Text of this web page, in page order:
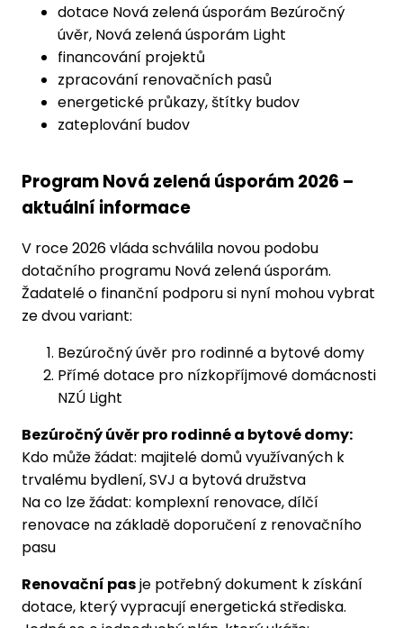
dotace Nová zelená úsporám Bezúročný
úvěr, Nová zelená úsporám Light
financování projektů
zpracování renovačních pasů
energetické průkazy, štítky budov
zateplování budov
Program Nová zelená úsporám 2026 –
aktuální informace
V roce 2026 vláda schválila novou podobu
dotačního programu Nová zelená úsporám.
Žadatelé o finanční podporu si nyní mohou vybrat
ze dvou variant:
Bezúročný úvěr pro rodinné a bytové domy
Přímé dotace pro nízkopříjmové domácnosti
NZÚ Light
Bezúročný úvěr pro rodinné a bytové domy:
Kdo může žádat: majitelé domů využívaných k
trvalému bydlení, SVJ a bytová družstva
Na co lze žádat: komplexní renovace, dílčí
renovace na základě doporučení z renovačního
pasu
Renovační pasje potřebný dokument k získání
dotace, který vypracují energetická střediska.